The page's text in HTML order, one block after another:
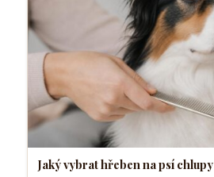
Jaký vybrat hřeben na psí chlupy